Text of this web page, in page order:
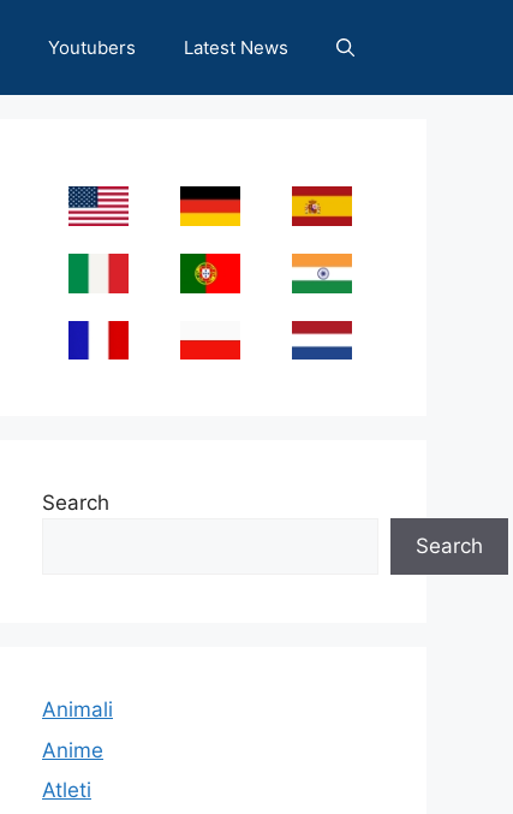
Youtubers Latest News
Search
Search
Animali
Anime
Atleti